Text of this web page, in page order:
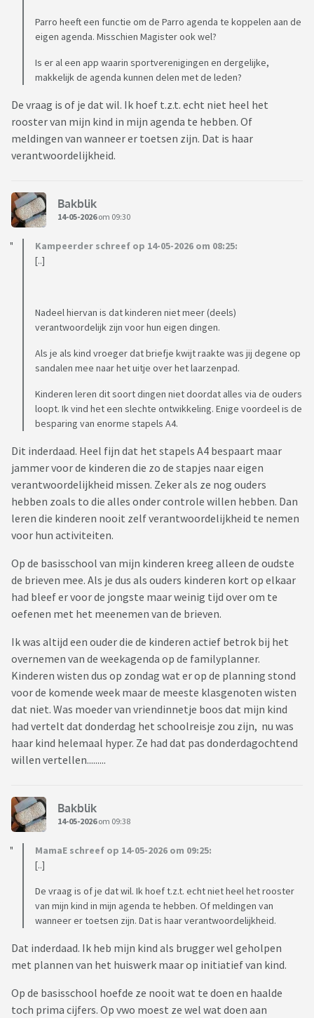
Parro heeft een functie om de Parro agenda te koppelen aan de
eigen agenda. Misschien Magister ook wel?
Is er al een app waarin sportverenigingen en dergelijke,
makkelijk de agenda kunnen delen met de leden?
De vraag is of je dat wil. Ik hoef t.z.t. echt niet heel het
rooster van mijn kind in mijn agenda te hebben. Of
meldingen van wanneer er toetsen zijn. Dat is haar
verantwoordelijkheid.
Bakblik
14-05-2026om 09:30
Kampeerder schreef op 14-05-2026 om 08:25:
[..]
Nadeel hiervan is dat kinderen niet meer (deels)
verantwoordelijk zijn voor hun eigen dingen.
Als je als kind vroeger dat briefje kwijt raakte was jij degene op
sandalen mee naar het uitje over het laarzenpad.
Kinderen leren dit soort dingen niet doordat alles via de ouders
loopt. Ik vind het een slechte ontwikkeling. Enige voordeel is de
besparing van enorme stapels A4.
Dit inderdaad. Heel fijn dat het stapels A4 bespaart maar
jammer voor de kinderen die zo de stapjes naar eigen
verantwoordelijkheid missen. Zeker als ze nog ouders
hebben zoals to die alles onder controle willen hebben. Dan
leren die kinderen nooit zelf verantwoordelijkheid te nemen
voor hun activiteiten.
Op de basisschool van mijn kinderen kreeg alleen de oudste
de brieven mee. Als je dus als ouders kinderen kort op elkaar
had bleef er voor de jongste maar weinig tijd over om te
oefenen met het meenemen van de brieven.
Ik was altijd een ouder die de kinderen actief betrok bij het
overnemen van de weekagenda op de familyplanner.
Kinderen wisten dus op zondag wat er op de planning stond
voor de komende week maar de meeste klasgenoten wisten
dat niet. Was moeder van vriendinnetje boos dat mijn kind
had vertelt dat donderdag het schoolreisje zou zijn, nu was
haar kind helemaal hyper. Ze had dat pas donderdagochtend
willen vertellen.........
Bakblik
14-05-2026om 09:38
MamaE schreef op 14-05-2026 om 09:25:
[..]
De vraag is of je dat wil. Ik hoef t.z.t. echt niet heel het rooster
van mijn kind in mijn agenda te hebben. Of meldingen van
wanneer er toetsen zijn. Dat is haar verantwoordelijkheid.
Dat inderdaad. Ik heb mijn kind als brugger wel geholpen
met plannen van het huiswerk maar op initiatief van kind.
Op de basisschool hoefde ze nooit wat te doen en haalde
toch prima cijfers. Op vwo moest ze wel wat doen aan